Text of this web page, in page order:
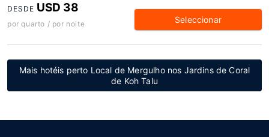
DESDE USD 38
por quarto / por noite Seleccionar
Mais hotéis perto Local de Mergulho nos Jardins de Coral
de Koh Talu